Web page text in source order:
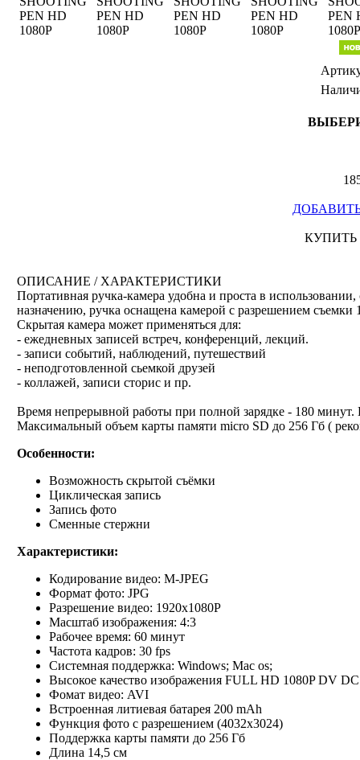
КУПИТЬ
ОПИСАНИЕ / ХАРАКТЕРИСТИКИ
Портативная ручка-камера удобна и проста в
назначению, ручка оснащена камерой с разрешением съемки
Скрытая камера может применяться для:
- ежедневных записей встреч, конференций, лекций.
- записи событий, наблюдений, путешествий
- неподготовленной сьемкой друзей
- коллажей, записи сторис и пр.
Время непрерывной работы при полной зарядке - 180
Максимальный объем карты памяти micro SD до 256 Гб (
Особенности:
Возможность скрытой съёмки
Циклическая запись
Запись фото
Сменные стержни
Характеристики:
Кодирование видео: M-JPEG
Формат фото: JPG
Разрешение видео: 1920х1080P
Масштаб изображения: 4:3
Рабочее время: 60 минут
Частота кадров: 30 fps
Системная поддержка: Windows; Mac os;
Высокое качество изображения FULL HD 1080P DV DС
Фомат видео: AVI
Встроенная литиевая батарея 200 mAh
Функция фото с разрешением (4032х3024)
Поддержка карты памяти до 256 Гб
Длина 14,5 см